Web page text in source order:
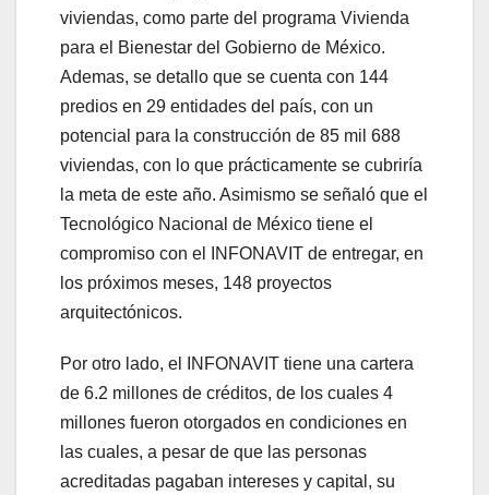
viviendas, como parte del programa Vivienda
para el Bienestar del Gobierno de México.
Ademas, se detallo que se cuenta con 144
predios en 29 entidades del país, con un
potencial para la construcción de 85 mil 688
viviendas, con lo que prácticamente se cubriría
la meta de este año. Asimismo se señaló que el
Tecnológico Nacional de México tiene el
compromiso con el INFONAVIT de entregar, en
los próximos meses, 148 proyectos
arquitectónicos.
Por otro lado, el INFONAVIT tiene una cartera
de 6.2 millones de créditos, de los cuales 4
millones fueron otorgados en condiciones en
las cuales, a pesar de que las personas
acreditadas pagaban intereses y capital, su